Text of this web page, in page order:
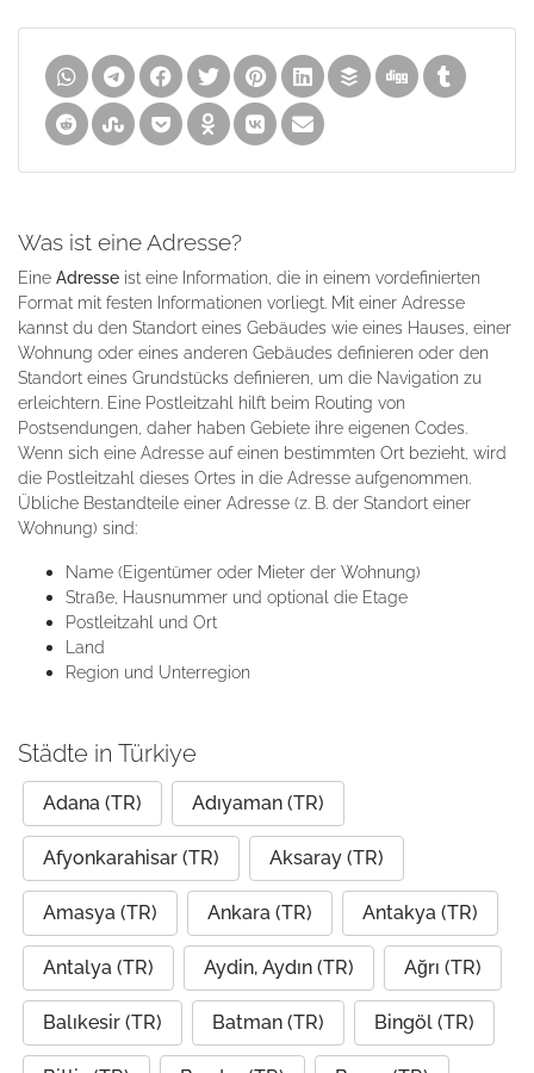
Was ist eine Adresse?
Eine Adresse ist eine Information, die in einem vordefinierten
Format mit festen Informationen vorliegt. Mit einer Adresse
kannst du den Standort eines Gebäudes wie eines Hauses, einer
Wohnung oder eines anderen Gebäudes definieren oder den
Standort eines Grundstücks definieren, um die Navigation zu
erleichtern. Eine Postleitzahl hilft beim Routing von
Postsendungen, daher haben Gebiete ihre eigenen Codes.
Wenn sich eine Adresse auf einen bestimmten Ort bezieht, wird
die Postleitzahl dieses Ortes in die Adresse aufgenommen.
Übliche Bestandteile einer Adresse (z. B. der Standort einer
Wohnung) sind:
Name (Eigentümer oder Mieter der Wohnung)
Straße, Hausnummer und optional die Etage
Postleitzahl und Ort
Land
Region und Unterregion
Städte in Türkiye
Adana (TR) Adıyaman (TR)
Afyonkarahisar (TR) Aksaray (TR)
Amasya (TR) Ankara (TR) Antakya (TR)
Antalya (TR) Aydin, Aydın (TR) Ağrı (TR)
Balıkesir (TR) Batman (TR) Bingöl (TR)